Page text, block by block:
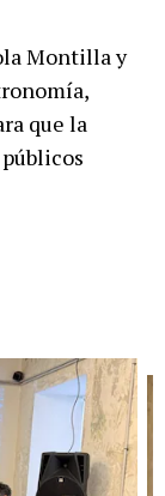
Montilla y
que la